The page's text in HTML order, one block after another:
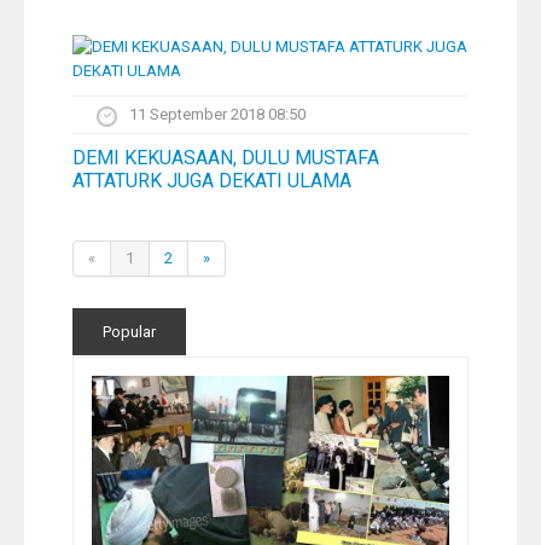
11 September 2018 08:50
DEMI KEKUASAAN, DULU MUSTAFA
ATTATURK JUGA DEKATI ULAMA
« 1 2 »
Popular